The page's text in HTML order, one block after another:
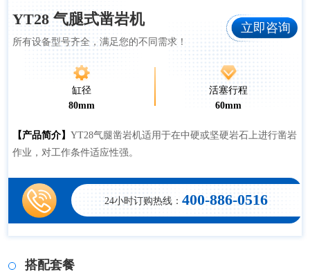
YT28 气腿式凿岩机
所有设备型号齐全，满足您的不同需求！
立即咨询
缸径
80mm
活塞行程
60mm
【产品简介】 YT28气腿凿岩机适用于在中硬或坚硬岩石上进行凿岩
作业，对工作条件适应性强。
24小时订购热线：400-886-0516
搭配套餐